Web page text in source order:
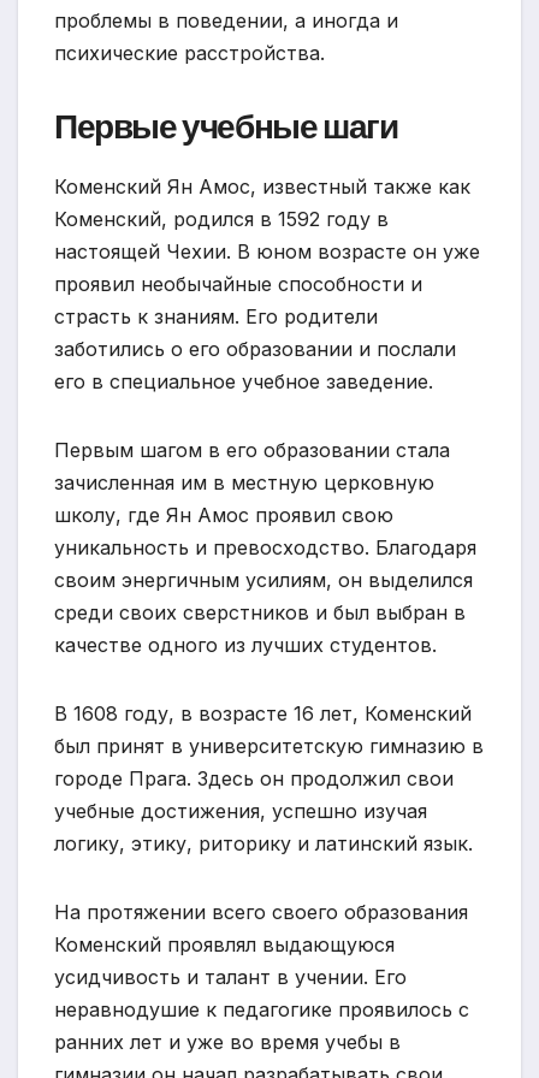
проблемы в поведении, а иногда и
психические расстройства.
Первые учебные шаги
Коменский Ян Амос, известный также как
Коменский, родился в 1592 году в
настоящей Чехии. В юном возрасте он уже
проявил необычайные способности и
страсть к знаниям. Его родители
заботились о его образовании и послали
его в специальное учебное заведение.
Первым шагом в его образовании стала
зачисленная им в местную церковную
школу, где Ян Амос проявил свою
уникальность и превосходство. Благодаря
своим энергичным усилиям, он выделился
среди своих сверстников и был выбран в
качестве одного из лучших студентов.
В 1608 году, в возрасте 16 лет, Коменский
был принят в университетскую гимназию в
городе Прага. Здесь он продолжил свои
учебные достижения, успешно изучая
логику, этику, риторику и латинский язык.
На протяжении всего своего образования
Коменский проявлял выдающуюся
усидчивость и талант в учении. Его
неравнодушие к педагогике проявилось с
ранних лет и уже во время учебы в